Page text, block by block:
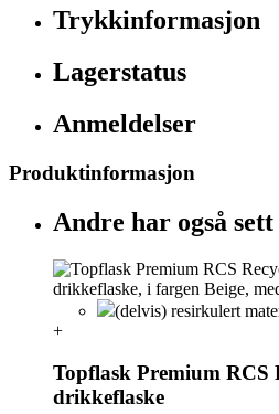
Trykkinformasjon
Lagerstatus
Anmeldelser
Produktinformasjon
Andre har også sett
(delvis) resirkulert
+
Topflask Premium RCS
drikkeflaske